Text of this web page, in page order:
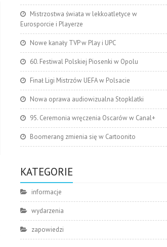
Mistrzostwa świata w lekkoatletyce w
Eurosporcie i Playerze
Nowe kanały TVP w Play i UPC
60. Festiwal Polskiej Piosenki w Opolu
Finał Ligi Mistrzów UEFA w Polsacie
Nowa oprawa audiowizualna Stopklatki
95. Ceremonia wręczenia Oscarów w Canal+
Boomerang zmienia się w Cartoonito
KATEGORIE
informacje
wydarzenia
zapowiedzi